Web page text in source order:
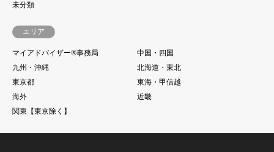
未分類
エリア
マイアドバイザー®事務局
中国・四国
九州・沖縄
北海道・東北
東京都
東海・甲信越
海外
近畿
関東【東京除く】